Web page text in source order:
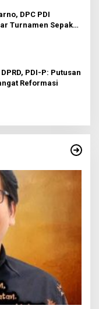
DPC PDI
Turnamen Sepak
PDI-P: Putusan
Reformasi